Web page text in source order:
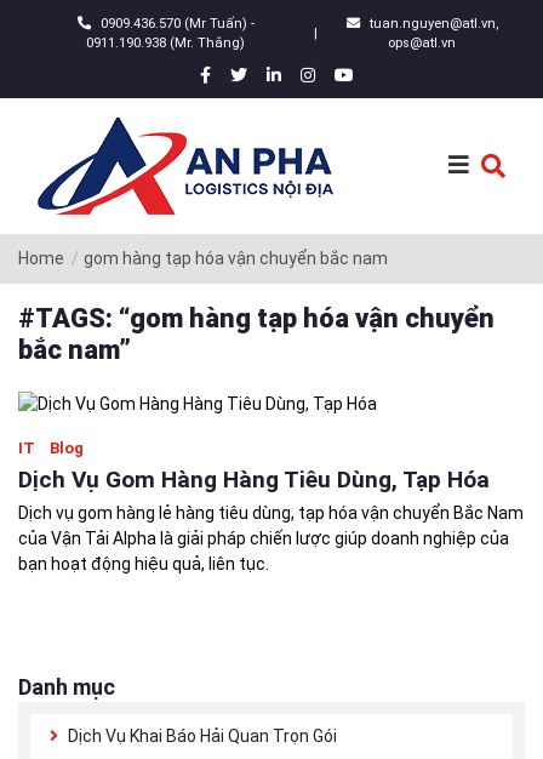
0909.436.570 (Mr Tuấn) -
0911.190.938 (Mr. Thắng)
|
tuan.nguyen@atl.vn,
ops@atl.vn
Home gom hàng tạp hóa vận chuyển bắc nam
#TAGS: “gom hàng tạp hóa vận chuyển
bắc nam”
IT Blog
Dịch Vụ Gom Hàng Hàng Tiêu Dùng, Tạp Hóa
Dịch vụ gom hàng lẻ hàng tiêu dùng, tạp hóa vận chuyển Bắc Nam
của Vận Tải Alpha là giải pháp chiến lược giúp doanh nghiệp của
bạn hoạt động hiệu quả, liên tục.
Danh mục
Dịch Vụ Khai Báo Hải Quan Trọn Gói